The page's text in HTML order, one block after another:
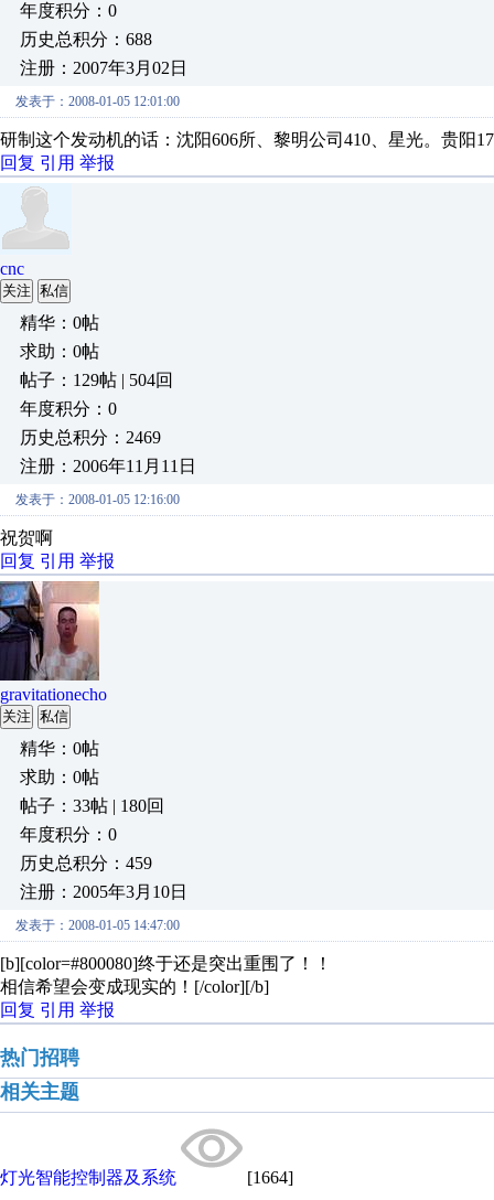
年度积分：0
历史总积分：688
注册：2007年3月02日
发表于：2008-01-05 12:01:00
研制这个发动机的话：沈阳606所、黎明公司410、星光。贵阳
回复 引用 举报
cnc
关注 私信
精华：0帖
求助：0帖
帖子：129帖 | 504回
年度积分：0
历史总积分：2469
注册：2006年11月11日
发表于：2008-01-05 12:16:00
祝贺啊
回复 引用 举报
gravitationecho
关注 私信
精华：0帖
求助：0帖
帖子：33帖 | 180回
年度积分：0
历史总积分：459
注册：2005年3月10日
发表于：2008-01-05 14:47:00
[b][color=#800080]终于还是突出重围了！！
相信希望会变成现实的！[/color][/b]
回复 引用 举报
热门招聘
相关主题
灯光智能控制器及系统 [1664]